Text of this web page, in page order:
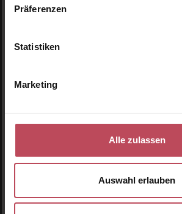
Präferenzen
Statistiken
Marketing
Alle zulassen
Auswahl erlauben
Produktgalerie überspringen
Ähnliche Produkte